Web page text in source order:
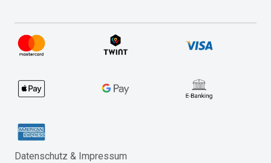
Datenschutz & Impressum​